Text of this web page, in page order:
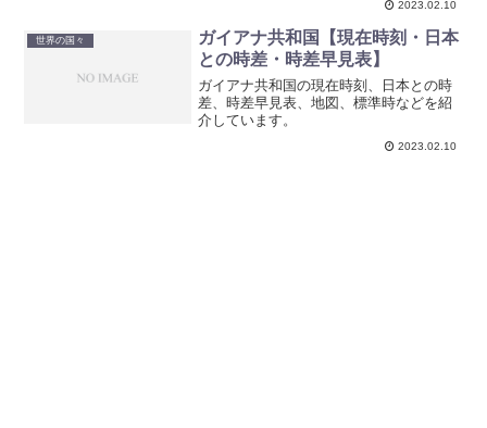
2023.02.10
世界の国々
ガイアナ共和国【現在時刻・日本
との時差・時差早見表】
ガイアナ共和国の現在時刻、日本との時
差、時差早見表、地図、標準時などを紹
介しています。
2023.02.10